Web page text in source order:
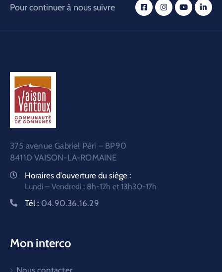
Pour continuer à nous suivre
375 avenue Gabriel Péri – BP90
84110 VAISON-LA-ROMAINE
Horaires d'ouverture du siège :
Lundi – Vendredi : 8h-12h et 13h30-17h
Tél : 04.90.36.16.29
Mon interco
Nous contacter